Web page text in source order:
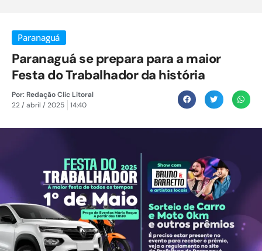
Paranaguá
Paranaguá se prepara para a maior
Festa do Trabalhador da história
Por:Redação Clic Litoral
22 / abril / 2025
14:40